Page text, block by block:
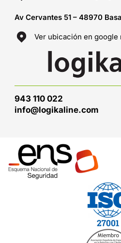
Av Cervantes 51 – 48970
Ver ubicación en google
943 110 022
info@logikaline.com